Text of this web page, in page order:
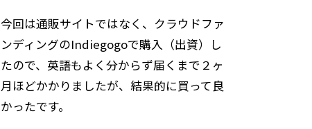
今回は通販サイトではなく、クラウドファ
ンディングのIndiegogoで購入（出資）し
たので、英語もよく分からず届くまで２ヶ
月ほどかかりましたが、結果的に買って良
かったです。